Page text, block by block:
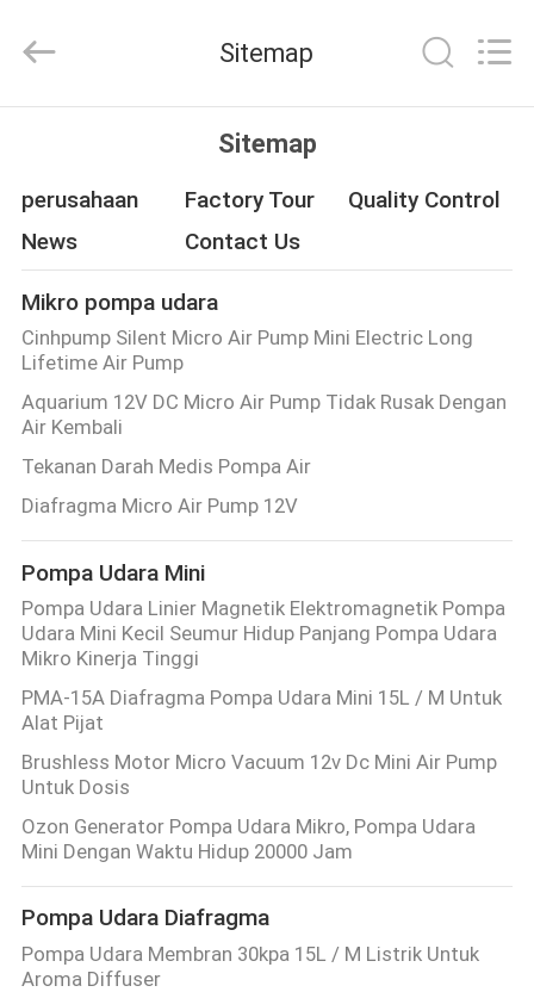
PRODUK
TENTANG
KAMI
TUR
PABRIK
KONTROL
KUALITAS
HUBUNGI
KAMI
BERITA
SITEMAP
PRIVACY
POLICY
co.,limited.
Sitemap
Sitemap
perusahaan Factory Tour
Quality Control
News
Contact Us
Mikro pompa udara
Cinhpump Silent Micro Air Pump Mini Electric Long
Lifetime Air Pump
Aquarium 12V DC Micro Air Pump Tidak Rusak Dengan
Air Kembali
Tekanan Darah Medis Pompa Air
Diafragma Micro Air Pump 12V
Pompa Udara Mini
Pompa Udara Linier Magnetik Elektromagnetik Pompa
Udara Mini Kecil Seumur Hidup Panjang Pompa Udara
Mikro Kinerja Tinggi
PMA-15A Diafragma Pompa Udara Mini 15L / M Untuk
Alat Pijat
Brushless Motor Micro Vacuum 12v Dc Mini Air Pump
Untuk Dosis
Ozon Generator Pompa Udara Mikro, Pompa Udara
Mini Dengan Waktu Hidup 20000 Jam
Pompa Udara Diafragma
Pompa Udara Membran 30kpa 15L / M Listrik Untuk
Aroma Diffuser